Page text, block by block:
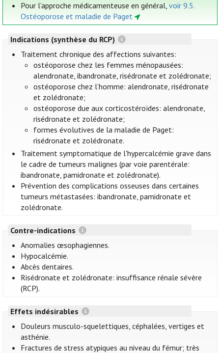
Pour l’approche médicamenteuse en général,voir 9.5.
Ostéoporose et maladie de Paget
Indications (synthèse du RCP)
Traitement chronique des affections suivantes:
ostéoporose chez les femmes ménopausées:
alendronate, ibandronate, risédronate et zolédronate;
ostéoporose chez l’homme: alendronate, risédronate
et zolédronate;
ostéoporose due aux corticostéroïdes: alendronate,
risédronate et zolédronate;
formes évolutives de la maladie de Paget:
risédronate et zolédronate.
Traitement symptomatique de l'hypercalcémie grave dans
le cadre de tumeurs malignes (par voie parentérale:
ibandronate, pamidronate et zolédronate).
Prévention des complications osseuses dans certaines
tumeurs métastasées: ibandronate, pamidronate et
zolédronate.
Contre-indications
Anomalies œsophagiennes.
Hypocalcémie.
Abcès dentaires.
Risédronate et zolédronate: insuffisance rénale sévère
(RCP).
Effets indésirables
Douleurs musculo-squelettiques, céphalées, vertiges et
asthénie.
Fractures de stress atypiques au niveau du fémur; très